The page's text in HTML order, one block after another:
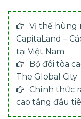
Vị thế hùng
CapitaLand –
tại Việt Nam
Bộ đôi tòa
The Global City
Chính thức
cao tầng đầu